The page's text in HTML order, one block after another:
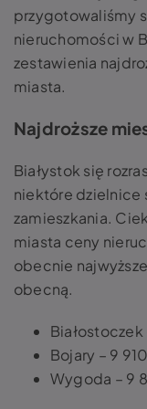
przygotowaliśmy
nieruchomości w
zestawienia
miasta.
Najdroższe
Białystok się
niektóre dzielnice
zamieszkania.
miasta ceny
obecnie
obecną.
Białostoczek
Bojary – 9 910
Wygoda – 9